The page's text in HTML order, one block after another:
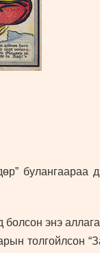
булангаараа
энэ
толгойлсон